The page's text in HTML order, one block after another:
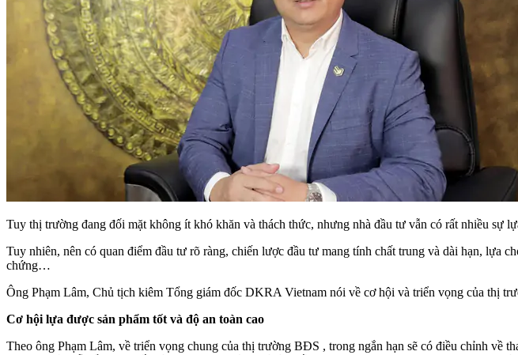
Tuy thị trường đang đối mặt không ít khó khăn và thách thức, nhưng nhà đầu tư vẫn có rất nhiều sự
Tuy nhiên, nên có quan điểm đầu tư rõ ràng, chiến lược đầu tư mang tính chất trung và dài hạn, lựa
chứng…
Ông Phạm Lâm, Chủ tịch kiêm Tổng giám đốc DKRA Vietnam nói về cơ hội và triển vọng của thị
Cơ hội lựa được sản phẩm tốt và độ an toàn cao
Theo ông Phạm Lâm, về triển vọng chung của thị trường BĐS , trong ngắn hạn sẽ có điều chỉnh về